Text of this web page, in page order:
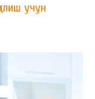
учун